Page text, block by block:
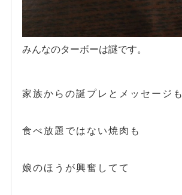
みんなのターボーは謎です。
家族からの誕プレとメッセージも
食べ放題ではない焼肉も
娘のほうが興奮してて